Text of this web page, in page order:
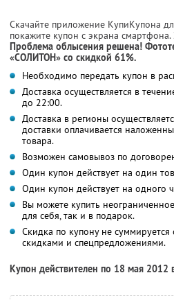
Скачайте приложение КупиКупона
покажите купон с экрана
Проблема облысения решена!
«СОЛИТОН» со скидкой 61%.
Необходимо передать купон в
Доставка осуществляется в
до 22:00.
Доставка в регионы
доставки оплачивается
товара.
Возможен самовывоз по
Один купон действует на один
Один купон действует на одного
Вы можете купить
для себя, так и в подарок.
Скидка по купону не
скидками и спецпредложениями.
Купон действителен по 18 мая 2012